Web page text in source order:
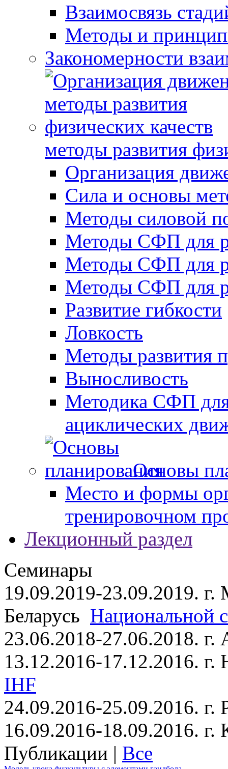
Взаимосвязь
Методы и
Закономерности
методы развития
Организация
Сила и основы
Методы силовой
Методы СФП для
Методы СФП для
Методы СФП для
Развитие гибкости
Ловкость
Методы развития
Выносливость
Методика СФП для
ациклических
Основы
Место и формы
тренировочном
Лекционный раздел
Семинары
19.09.2019-23.09.2019. г.
Беларусь Национальной
23.06.2018-27.06.2018.
13.12.2016-17.12.2016.
IHF
24.09.2016-25.09.2016. г.
16.09.2016-18.09.2016.
Публикации | Все